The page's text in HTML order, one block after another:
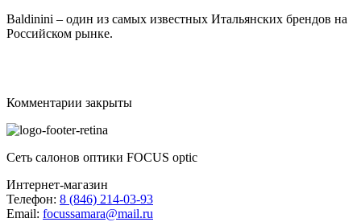
Baldinini – один из самых известных Итальянских брендов на
Российском рынке.
Комментарии закрыты
Сеть салонов оптики FOCUS optic
Интернет-магазин
Телефон: 8 (846) 214-03-93
Email: focussamara@mail.ru